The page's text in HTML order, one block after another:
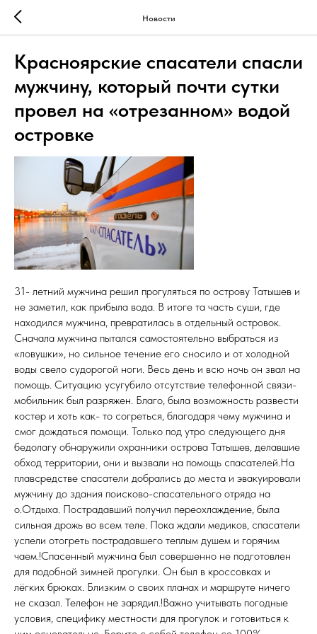
Новости
Красноярские спасатели спасли
мужчину, который почти сутки
провел на «отрезанном» водой
островке
31- летний мужчина решил прогуляться по острову Татышев и
не заметил, как прибыла вода. В итоге та часть суши, где
находился мужчина, превратилась в отдельный островок.
Сначала мужчина пытался самостоятельно выбраться из
«ловушки», но сильное течение его сносило и от холодной
воды свело судорогой ноги. Весь день и всю ночь он звал на
помощь. Ситуацию усугубило отсутствие телефонной связи-
мобильник был разряжен. Благо, была возможность развести
костер и хоть как- то согреться, благодаря чему мужчина и
смог дождаться помощи. Только под утро следующего дня
бедолагу обнаружили охранники острова Татышев, делавшие
обход территории, они и вызвали на помощь спасателей.На
плавсредстве спасатели добрались до места и эвакуировали
мужчину до здания поисково-спасательного отряда на
о.Отдыха. Пострадавший получил переохлаждение, была
сильная дрожь во всем теле. Пока ждали медиков, спасатели
успели отогреть пострадавшего теплым душем и горячим
чаем.!Спасенный мужчина был совершенно не подготовлен
для подобной зимней прогулки. Он был в кроссовках и
лёгких брюках. Близким о своих планах и маршруте ничего
не сказал. Телефон не зарядил.!Важно учитывать погодные
условия, специфику местности для прогулок и готовиться к